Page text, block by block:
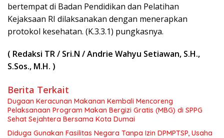
bertempat di Badan Pendidikan dan Pelatihan
Kejaksaan RI dilaksanakan dengan menerapkan
protokol kesehatan. (K.3.3.1) pungkasnya.
( Redaksi TR / Sri.N / Andrie Wahyu Setiawan, S.H.,
S.Sos., M.H. )
Berita Terkait
Dugaan Keracunan Makanan Kembali Mencoreng
Pelaksanaan Program Makan Bergizi Gratis (MBG) di SPPG
Sehat Sejahtera Bersama Kota Dumai
Diduga Gunakan Fasilitas Negara Tanpa Izin DPMPTSP, Usaha